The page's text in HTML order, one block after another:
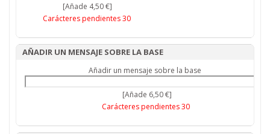
[Añade 4,50 €]
Carácteres pendientes30
AÑADIR UN MENSAJE SOBRE LA BASE
Añadir un mensaje sobre la base
[Añade 6,50 €]
Carácteres pendientes30